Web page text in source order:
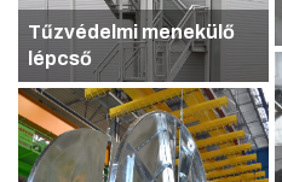
Tűzvédelmi menekülő
lépcső